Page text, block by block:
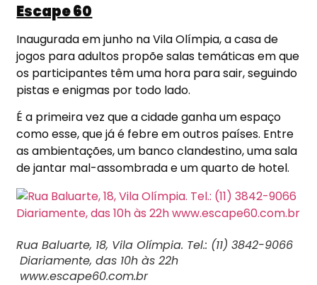
Escape 60
Inaugurada em junho na Vila Olímpia, a casa de
jogos para adultos propõe salas temáticas em que
os participantes têm uma hora para sair, seguindo
pistas e enigmas por todo lado.
É a primeira vez que a cidade ganha um espaço
como esse, que já é febre em outros países. Entre
as ambientações, um banco clandestino, uma sala
de jantar mal-assombrada e um quarto de hotel.
Rua Baluarte, 18, Vila Olímpia. Tel.: (11) 3842-9066
Diariamente, das 10h às 22h
www.escape60.com.br